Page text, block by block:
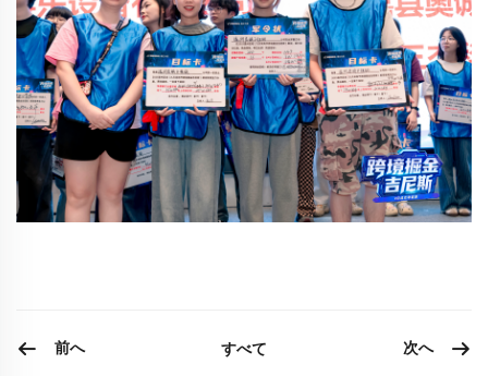
前へ すべて 次へ